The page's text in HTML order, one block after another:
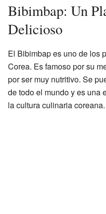
Bibimbap: Un
Delicioso
El Bibimbap es uno de los
Corea. Es famoso por su
por ser muy nutritivo. Se
de todo el mundo y es una
la cultura culinaria coreana.